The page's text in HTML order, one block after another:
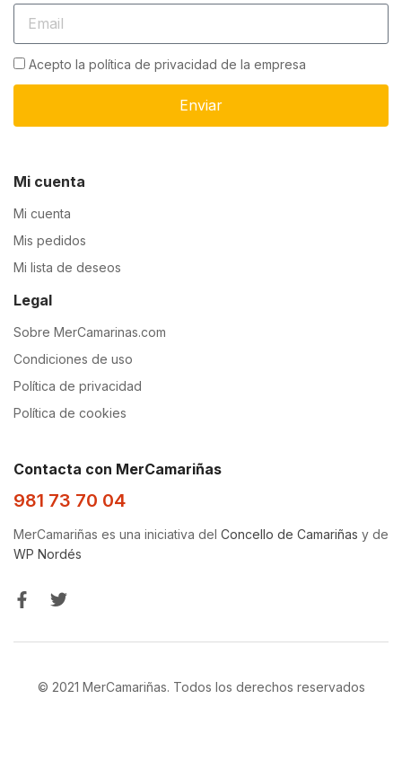
Acepto la política de privacidad de la empresa
Enviar
Mi cuenta
Mi cuenta
Mis pedidos
Mi lista de deseos
Legal
Sobre MerCamarinas.com
Condiciones de uso
Política de privacidad
Política de cookies
Contacta con MerCamariñas
981 73 70 04
MerCamariñas es una iniciativa del Concello de Camariñas y de
WP Nordés
© 2021 MerCamariñas. Todos los derechos reservados